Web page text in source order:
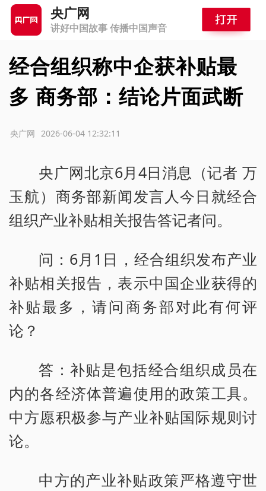
央广网
讲好中国故事 传播中国声音
经合组织称中企获补贴最
多 商务部：结论片面武断
2026-06-04 12:32:11
央广网
央广网北京6月4日消息（记者 万
玉航）商务部新闻发言人今日就经合
组织产业补贴相关报告答记者问。
问：6月1日，经合组织发布产业
补贴相关报告，表示中国企业获得的
补贴最多，请问商务部对此有何评
论？
答：补贴是包括经合组织成员在
内的各经济体普遍使用的政策工具。
中方愿积极参与产业补贴国际规则讨
论。
中方的产业补贴政策严格遵守世